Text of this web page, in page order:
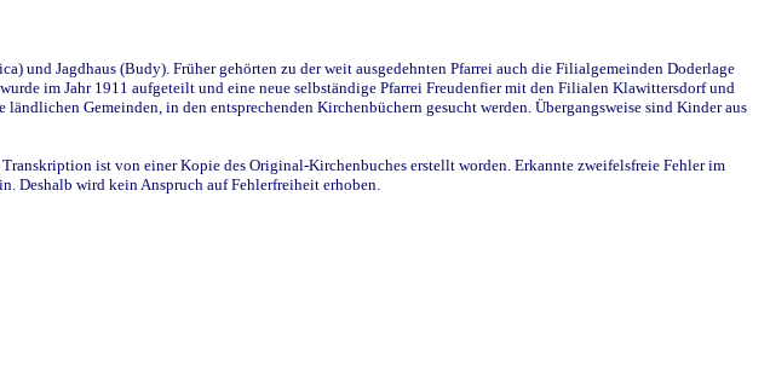
Jagdhaus (Budy). Früher gehörten zu der weit ausgedehnten Pfarrei auch die Filialgemeinden Doderlage
im Jahr 1911 aufgeteilt und eine neue selbständige Pfarrei Freudenfier mit den Filialen Klawittersdorf und
Gemeinden, in den entsprechenden Kirchenbüchern gesucht werden. Übergangsweise sind Kinder aus
ist von einer Kopie des Original-Kirchenbuches erstellt worden. Erkannte zweifelsfreie Fehler im
Deshalb wird kein Anspruch auf Fehlerfreiheit erhoben.